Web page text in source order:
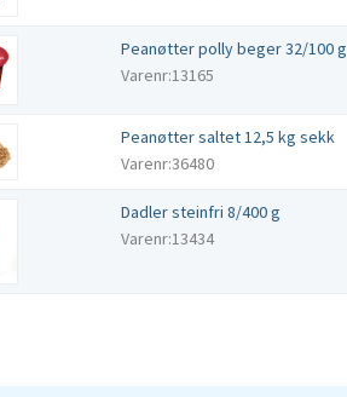
Peanøtter polly beger 32/100 g
Varenr:13165
Peanøtter saltet 12,5 kg sekk
Varenr:36480
Dadler steinfri 8/400 g
Varenr:13434